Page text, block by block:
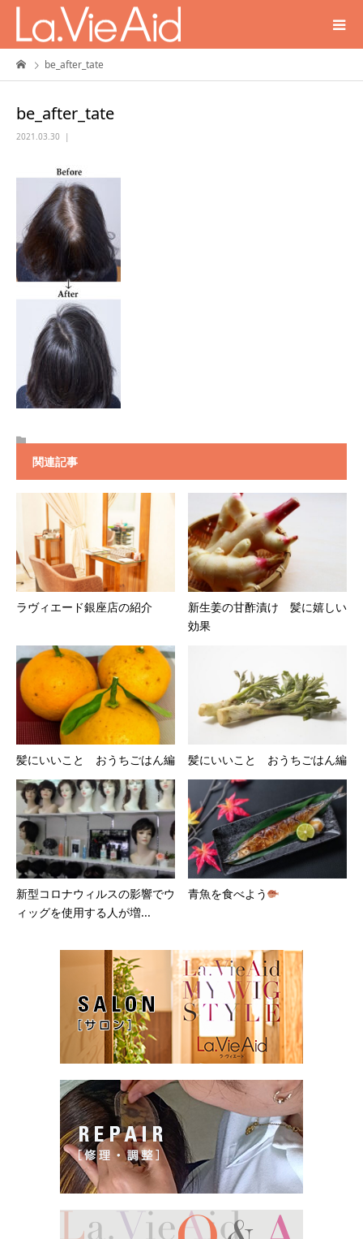
be_after_tate
be_after_tate
2021.03.30
関連記事
ラヴィエード銀座店の紹介
新生姜の甘酢漬け 髪に嬉しい
効果
髪にいいこと おうちごはん編 髪にいいこと おうちごはん編
新型コロナウィルスの影響でウ
ィッグを使用する人が増...
青魚を食べよう